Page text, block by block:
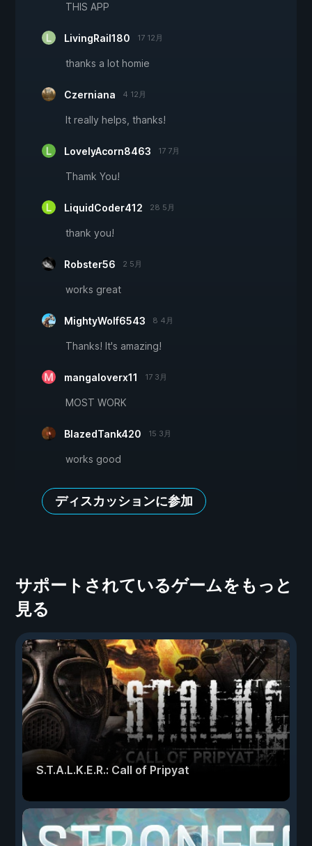
THIS APP
LivingRail180 17 12月
thanks a lot homie
Czerniana 4 12月
It really helps, thanks!
LovelyAcorn8463 17 7月
Thamk You!
LiquidCoder412 28 5月
thank you!
Robster56 2 5月
works great
MightyWolf6543 8 4月
Thanks! It's amazing!
mangaloverx11 17 3月
MOST WORK
BlazedTank420 15 3月
works good
ディスカッションに参加
サポートされているゲームをもっと
見る
S.T.A.L.K.E.R.: Call of Pripyat